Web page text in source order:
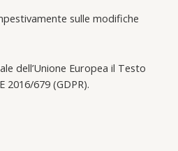
sulle modifiche
dell’Unione Europea il Testo
679 (GDPR).